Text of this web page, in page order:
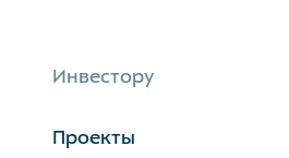
Инвестору
Проекты